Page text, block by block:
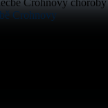
Crohnovy